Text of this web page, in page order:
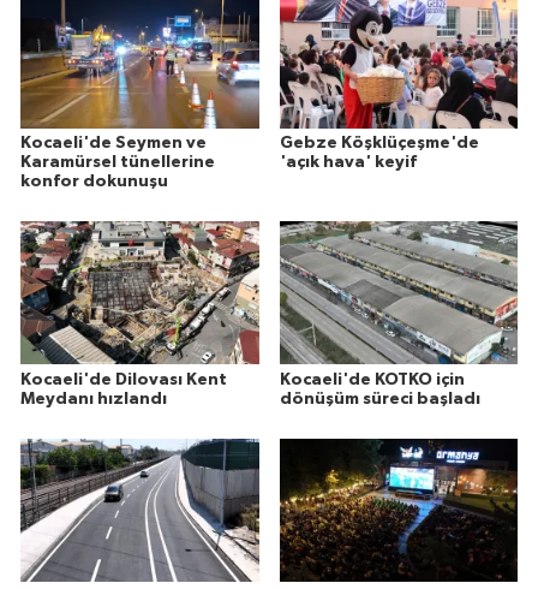
Kocaeli'de Seymen ve
Karamürsel tünellerine
konfor dokunuşu
Gebze Köşklüçeşme'de
'açık hava' keyif
Kocaeli'de Dilovası Kent
Meydanı hızlandı
Kocaeli'de KOTKO için
dönüşüm süreci başladı